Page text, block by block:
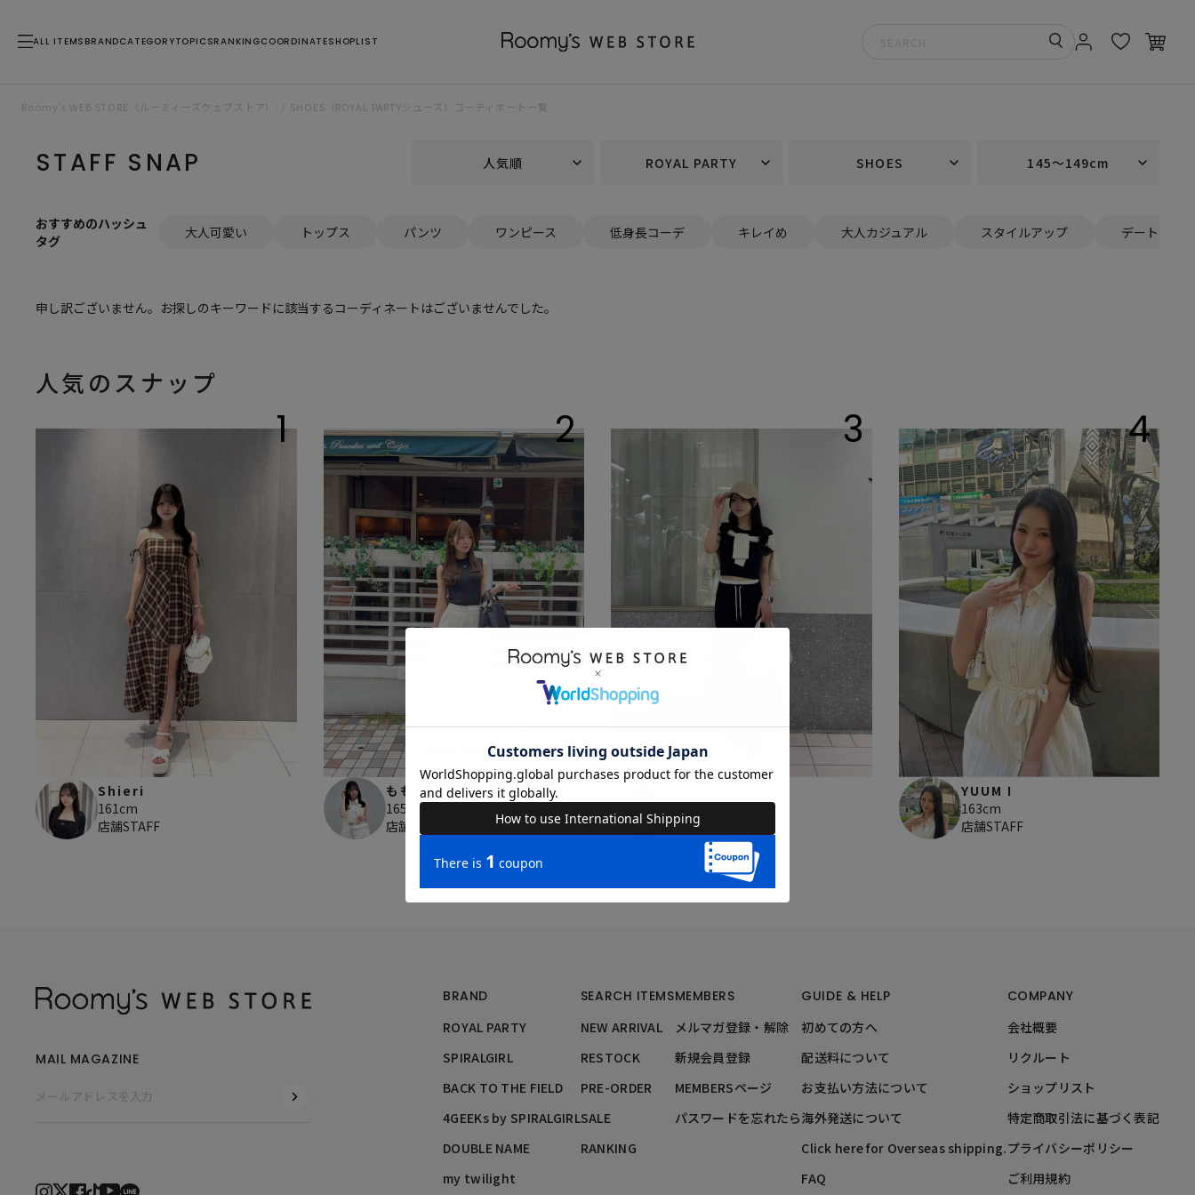
ALL ITEMS BRANDCATEGORYTOPICSRANKINGCOORDINATESHOPLIST
Roomy’s WEB STORE（ルーミィーズウェブストア） SHOES（ROYAL PARTYシューズ）コーディネート一覧
STAFF SNAP 人気順 ROYAL PARTY SHOES 145～149cm
おすすめのハッシュ
タグ
大人可愛い トップス パンツ ワンピース 低身長コーデ キレイめ 大人カジュアル スタイルアップ デート
申し訳ございません。お探しのキーワードに該当するコーディネートはございませんでした。
人気のスナップ
1
Shieri
161cm
店舗STAFF
2
もも
165cm
店舗STAFF
3
161cm
店舗STAFF
4
YUUM I
163cm
店舗STAFF
BRAND
ROYAL PARTY
SPIRALGIRL
BACK TO THE FIELD
4GEEKs by SPIRALGIRL
DOUBLE NAME
my twilight
SEARCH ITEMS
NEW ARRIVAL
RESTOCK
PRE-ORDER
SALE
RANKING
MEMBERS
メルマガ登録・解除
新規会員登録
MEMBERSページ
パスワードを忘れたら
GUIDE & HELP
初めての方へ
配送料について
お支払い方法について
海外発送について
Click here for Overseas shipping.
FAQ
COMPANY
会社概要
リクルート
ショップリスト
特定商取引法に基づく表記
プライバシーポリシー
ご利用規約
MAIL MAGAZINE